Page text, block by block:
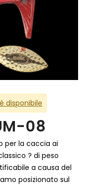
disponibile
08
per la caccia ai
? di peso
a causa del
posizionato sul